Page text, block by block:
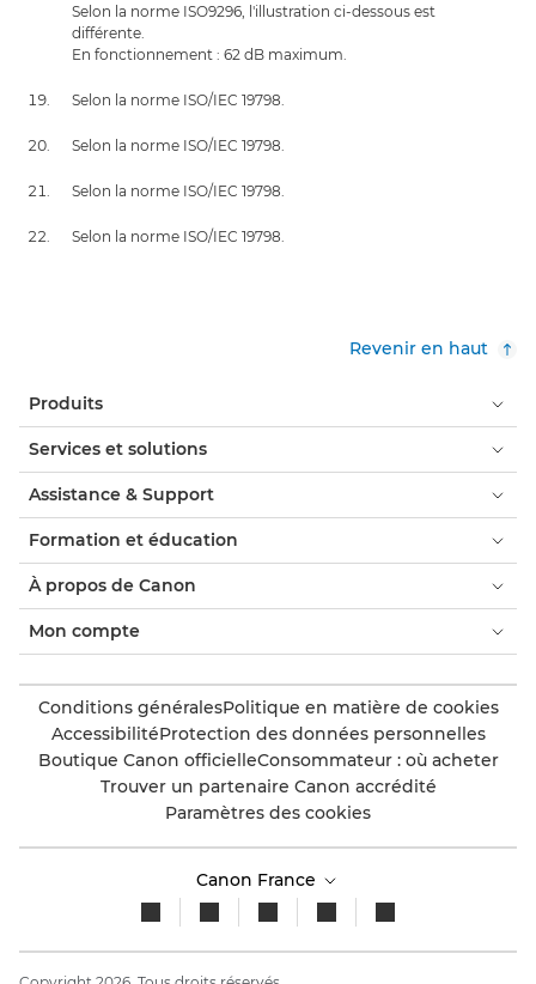
Selon la norme ISO9296, l'illustration ci-dessous est
différente.
En fonctionnement : 62 dB maximum.
Selon la norme ISO/IEC 19798.
Selon la norme ISO/IEC 19798.
Selon la norme ISO/IEC 19798.
Selon la norme ISO/IEC 19798.
Revenir en haut
Produits
Services et solutions
Assistance & Support
Formation et éducation
À propos de Canon
Mon compte
Conditions généralesPolitique en matière de cookies
AccessibilitéProtection des données personnelles
Boutique Canon officielleConsommateur : où acheter
Trouver un partenaire Canon accrédité
Paramètres des cookies
Canon France